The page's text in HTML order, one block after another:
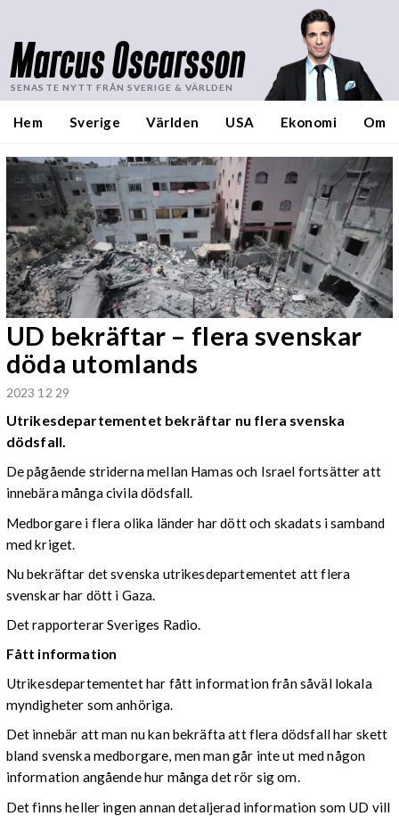
Marcus Oscarsson
SENASTE NYTT FRÅN SVERIGE & VÄRLDEN
Hem Sverige Världen USA Ekonomi Om
UD bekräftar – flera svenskar
döda utomlands
2023 12 29
Utrikesdepartementet bekräftar nu flera svenska
dödsfall.
De pågående striderna mellan Hamas och Israel fortsätter att
innebära många civila dödsfall.
Medborgare i flera olika länder har dött och skadats i samband
med kriget.
Nu bekräftar det svenska utrikesdepartementet att flera
svenskar har dött i Gaza.
Det rapporterar Sveriges Radio.
Fått information
Utrikesdepartementet har fått information från såväl lokala
myndigheter som anhöriga.
Det innebär att man nu kan bekräfta att flera dödsfall har skett
bland svenska medborgare, men man går inte ut med någon
information angående hur många det rör sig om.
Det finns heller ingen annan detaljerad information som UD vill